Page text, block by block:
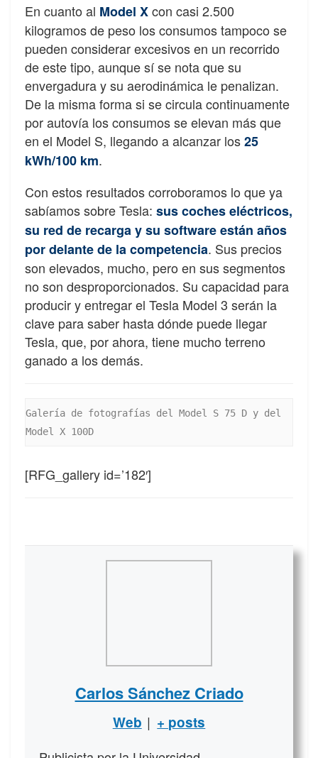
En cuanto al Model Xcon casi 2.500
kilogramos de peso los consumos tampoco se
pueden considerar excesivos en un recorrido
de este tipo, aunque sí se nota que su
envergadura y su aerodinámica le penalizan.
De la misma forma si se circula continuamente
por autovía los consumos se elevan más que
en el Model S, llegando a alcanzar los25
kWh/100 km.
Con estos resultados corroboramos lo que ya
sabíamos sobre Tesla: sus coches eléctricos,
su red de recarga y su software están años
por delante de la competencia. Sus precios
son elevados, mucho, pero en sus segmentos
no son desproporcionados. Su capacidad para
producir y entregar el Tesla Model 3 serán la
clave para saber hasta dónde puede llegar
Tesla, que, por ahora, tiene mucho terreno
ganado a los demás.
Galería de fotografías del Model S 75 D y del
Model X 100D
[RFG_gallery id=’182′]
Carlos Sánchez Criado
Web | + posts